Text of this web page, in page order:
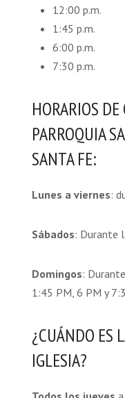
12:00 p.m.
1:45 p.m.
6:00 p.m.
7:30 p.m.
HORARIOS
PARROQUIA
SANTA FE:
Lunes a viernes:
Sábados: Durante
Domingos:
1:45 PM, 6 PM y
¿CUÁNDO ES
IGLESIA?